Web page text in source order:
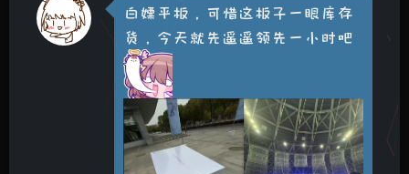
白嫖平板，可惜这板子一眼库存
货，今天就先遥遥领先一小时吧